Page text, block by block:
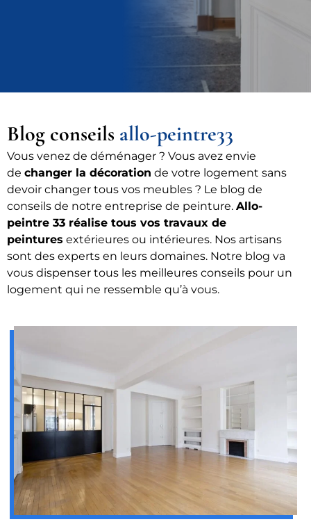
Blog conseils allo-peintre33
Vous venez de déménager ? Vous avez envie
de changer la décoration de votre logement sans
devoir changer tous vos meubles ? Le blog de
conseils de notre entreprise de peinture. Allo-
peintre 33 réalise tous vos travaux de
peintures extérieures ou intérieures. Nos artisans
sont des experts en leurs domaines. Notre blog va
vous dispenser tous les meilleures conseils pour un
logement qui ne ressemble qu’à vous.